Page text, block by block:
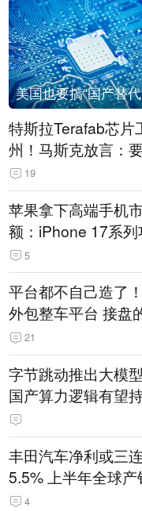
特斯拉Terafab芯片
州！马斯克放言：
回美国
19
苹果拿下高端手机
额：iPhone 17系
5
平台都不自己造了
外包整车平台 接盘
21
字节跳动推出大模
国产算力逻辑有望
丰田汽车净利或三
5.5% 上半年全球
14.3万辆
4